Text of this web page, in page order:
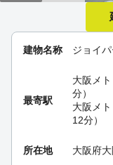
建物名称 ジョイ
最寄駅
大阪メ
分）
大阪メ
12分）
所在地 大阪府